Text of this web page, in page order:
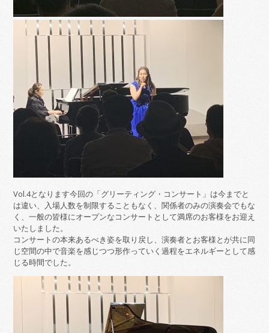
Vol.4となります今回の「グリーティング・コンサート」は今までと
は違い、入場人数を制限することもなく、関係者のみの演奏会でもな
く、一般の皆様にオープンなコンサートとして満席のお客様をお迎え
いたしました。
コンサートの本来あるべき姿を取り戻し、演奏者とお客様とが共に同
じ空間の中で音楽を感じつつ形作っていく過程をエネルギーとして感
じる時間でした。